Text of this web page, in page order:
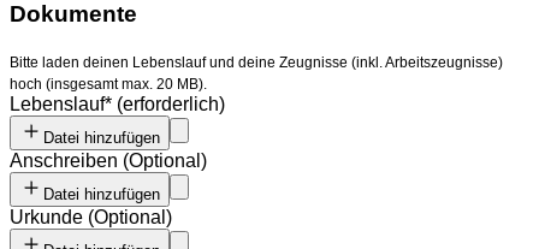
Dokumente
Bitte laden deinen Lebenslauf und deine Zeugnisse (inkl. Arbeitszeugnisse)
hoch (insgesamt max. 20 MB).
Lebenslauf* (erforderlich)
Datei hinzufügen
Anschreiben (Optional )
Datei hinzufügen
Urkunde (Optional )